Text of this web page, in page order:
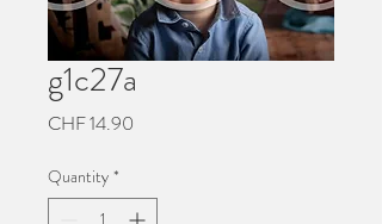
g1c27a
CHF 14.90
Quantity *